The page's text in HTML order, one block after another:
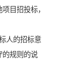
目招投标，
人的招标意
的规则的说